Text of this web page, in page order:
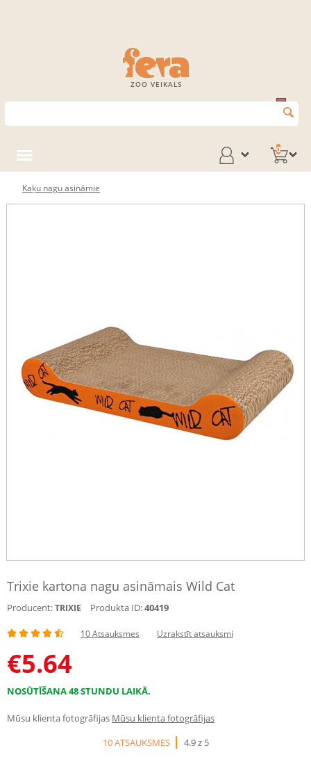
ZOO VEIKALS
0
Kaķu nagu asināmie
Trixie kartona nagu asināmais Wild Cat
Producent:TRIXIE Produkta ID:40419
10 Atsauksmes Uzrakstīt atsauksmi
€5.64
NOSŪTĪŠANA 48 STUNDU LAIKĀ.
Mūsu klienta fotogrāfijas Mūsu klienta fotogrāfijas
10 ATSAUKSMES
4.9 z 5